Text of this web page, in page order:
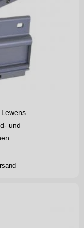
3 und 4 wie auf den
des Volants beträgt
Einfassband
und